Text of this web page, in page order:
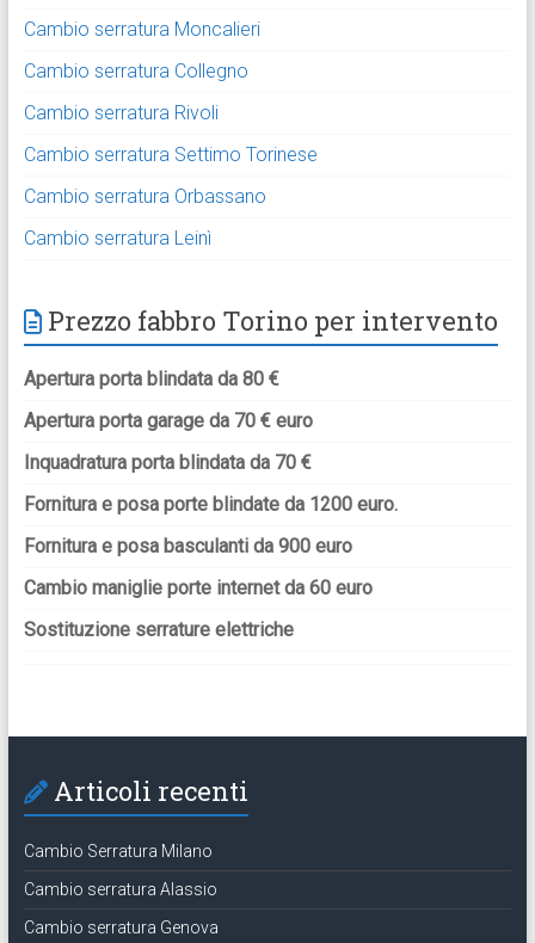
Cambio serratura Moncalieri
Cambio serratura Collegno
Cambio serratura Rivoli
Cambio serratura Settimo Torinese
Cambio serratura Orbassano
Cambio serratura Leinì
Prezzo fabbro Torino per intervento
Apertura porta blindata da 80 €
Apertura porta garage da 70 € euro
Inquadratura porta blindata da 70 €
Fornitura e posa porte blindate da 1200 euro.
Fornitura e posa basculanti da 900 euro
Cambio maniglie porte internet da 60 euro
Sostituzione serrature elettriche
Articoli recenti
Cambio Serratura Milano
Cambio serratura Alassio
Cambio serratura Genova